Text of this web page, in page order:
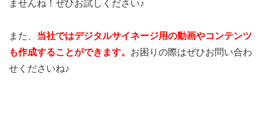
ませんね！ぜひお試しください♪
また、 当社ではデジタルサイネージ用の動画やコンテンツ
も作成することができます。 お困りの際はぜひお問い合わ
せくださいね♪